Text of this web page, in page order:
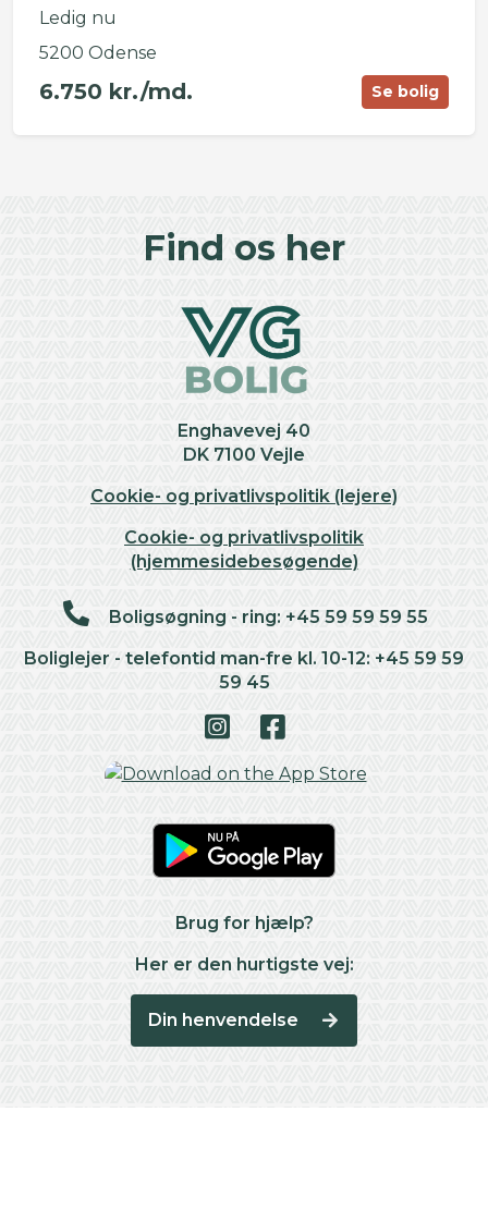
Ledig nu
5200 Odense
6.750 kr./md. Se bolig
Find os her
Enghavevej 40
DK 7100 Vejle
Cookie- og privatlivspolitik (lejere)
Cookie- og privatlivspolitik
(hjemmesidebesøgende)
Boligsøgning - ring: +45 59 59 59 55
Boliglejer - telefontid man-fre kl. 10-12: +45 59 59
59 45
Brug for hjælp?
Her er den hurtigste vej:
Din henvendelse